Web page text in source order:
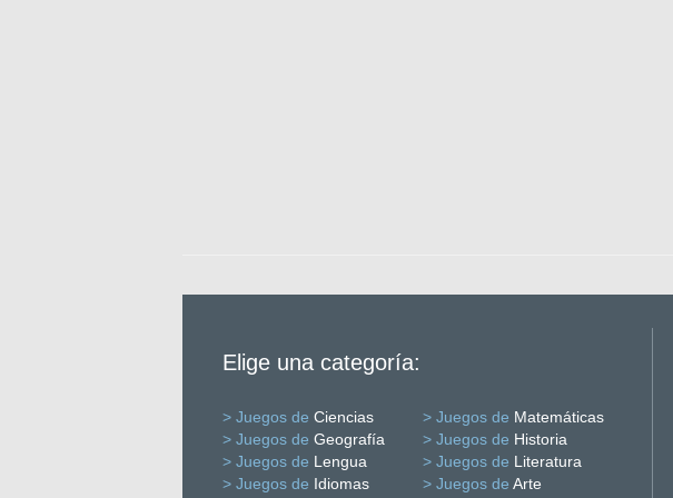
Elige una categoría:
> Juegos de Ciencias > Juegos de Matemáticas
> Juegos de Geografía > Juegos de Historia
> Juegos de Lengua > Juegos de Literatura
> Juegos de Idiomas > Juegos de Arte